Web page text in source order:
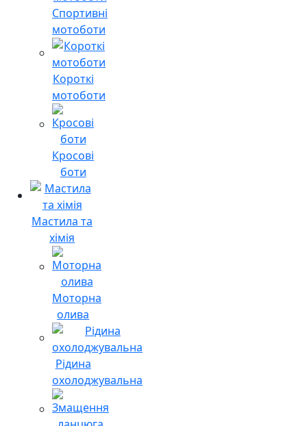
Спортивні
мотоботи
Короткі
мотоботи
Кросові
боти
Мастила та
хімія
Моторна
олива
Рідина
охолоджувальна